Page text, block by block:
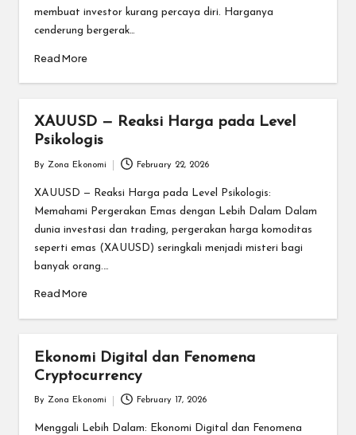
membuat investor kurang percaya diri. Harganya
cenderung bergerak…
Read More
XAUUSD — Reaksi Harga pada Level
Psikologis
Posted
by
By Zona Ekonomi February 22, 2026
XAUUSD — Reaksi Harga pada Level Psikologis:
Memahami Pergerakan Emas dengan Lebih Dalam Dalam
dunia investasi dan trading, pergerakan harga komoditas
seperti emas (XAUUSD) seringkali menjadi misteri bagi
banyak orang.…
Read More
Ekonomi Digital dan Fenomena
Cryptocurrency
by
By Zona Ekonomi February 17, 2026
Menggali Lebih Dalam: Ekonomi Digital dan Fenomena